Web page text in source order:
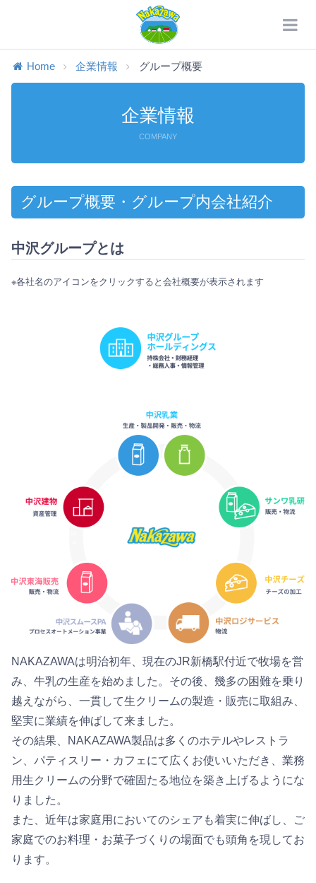
Home 企業情報 グループ概要
企業情報
COMPANY
グループ概要・グループ内会社紹介
中沢グループとは
※各社名のアイコンをクリックすると会社概要が表示されます
NAKAZAWAは明治初年、現在のJR新橋駅付近で牧場を営
み、牛乳の生産を始めました。その後、幾多の困難を乗り
越えながら、一貫して生クリームの製造・販売に取組み、
堅実に業績を伸ばして来ました。
その結果、NAKAZAWA製品は多くのホテルやレストラ
ン、パティスリー・カフェにて広くお使いいただき、業務
用生クリームの分野で確固たる地位を築き上げるようにな
りました。
また、近年は家庭用においてのシェアも着実に伸ばし、ご
家庭でのお料理・お菓子づくりの場面でも頭角を現してお
ります。